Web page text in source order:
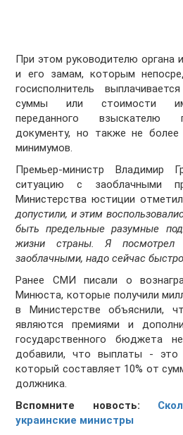
При этом руководителю органа
и его замам, которым
госисполнитель
суммы или стоимости
переданного взыскателю
документу, но также не
минимумов.
Премьер-министр Владимир
ситуацию с заоблачными
Министерства юстиции
допустили, и этим
быть предельные разумные
жизни страны. Я
заоблачными, надо сейчас
Ранее СМИ писали о
Минюста, которые получили
в Министерстве объяснили,
являются премиями и
государственного бюджета
добавили, что выплаты - это
который составляет 10% от
должника.
Вспомните новость:
украинские министры